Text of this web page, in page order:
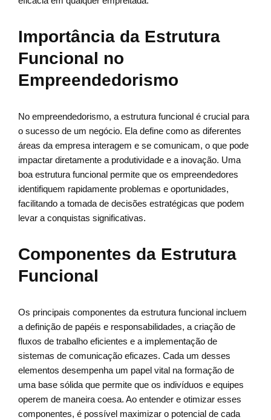
Importância da Estrutura
Funcional no
Empreendedorismo
No empreendedorismo, a estrutura funcional é crucial para
o sucesso de um negócio. Ela define como as diferentes
áreas da empresa interagem e se comunicam, o que pode
impactar diretamente a produtividade e a inovação. Uma
boa estrutura funcional permite que os empreendedores
identifiquem rapidamente problemas e oportunidades,
facilitando a tomada de decisões estratégicas que podem
levar a conquistas significativas.
Componentes da Estrutura
Funcional
Os principais componentes da estrutura funcional incluem
a definição de papéis e responsabilidades, a criação de
fluxos de trabalho eficientes e a implementação de
sistemas de comunicação eficazes. Cada um desses
elementos desempenha um papel vital na formação de
uma base sólida que permite que os indivíduos e equipes
operem de maneira coesa. Ao entender e otimizar esses
componentes, é possível maximizar o potencial de cada